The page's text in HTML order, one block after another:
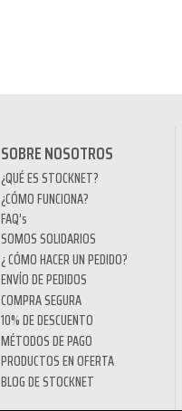
SOBRE NOSOTROS
¿QUÉ ES STOCKNET?
¿CÓMO FUNCIONA?
FAQ’s
SOMOS SOLIDARIOS
¿ CÓMO HACER UN PEDIDO?
ENVÍO DE PEDIDOS
COMPRA SEGURA
10% DE DESCUENTO
MÉTODOS DE PAGO
PRODUCTOS EN OFERTA
BLOG DE STOCKNET